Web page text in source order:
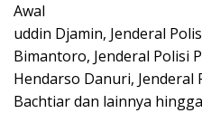
Awal
uddin Djamin, Jenderal
Bimantoro, Jenderal Polisi
Hendarso Danuri, Jenderal
Bachtiar dan lainnya